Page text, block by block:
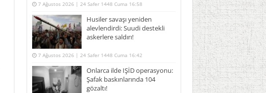
7 Ağustos 2026 | 24 Safer 1448 Cuma 16:58
Husiler savaşı yeniden
alevlendirdi: Suudi destekli
askerlere saldırı!
7 Ağustos 2026 | 24 Safer 1448 Cuma 16:42
Onlarca ilde IŞİD operasyonu:
Şafak baskınlarında 104
gözaltı!